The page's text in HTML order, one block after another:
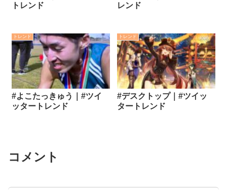
トレンド
レンド
トレンド
#よこたっきゅう｜#ツイ
ッタートレンド
トレンド
#デスクトップ｜#ツイッ
タートレンド
コメント